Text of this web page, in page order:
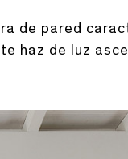
de pared
haz de luz